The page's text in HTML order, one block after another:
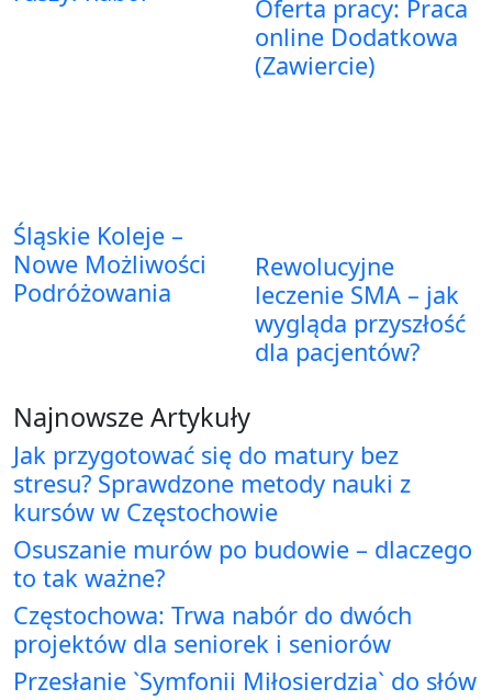
Oferta pracy: Praca
online Dodatkowa
(Zawiercie)
Śląskie Koleje –
Nowe Możliwości
Podróżowania
Rewolucyjne
leczenie SMA – jak
wygląda przyszłość
dla pacjentów?
Najnowsze Artykuły
Jak przygotować się do matury bez
stresu? Sprawdzone metody nauki z
kursów w Częstochowie
Osuszanie murów po budowie – dlaczego
to tak ważne?
Częstochowa: Trwa nabór do dwóch
projektów dla seniorek i seniorów
Przesłanie `Symfonii Miłosierdzia` do słów